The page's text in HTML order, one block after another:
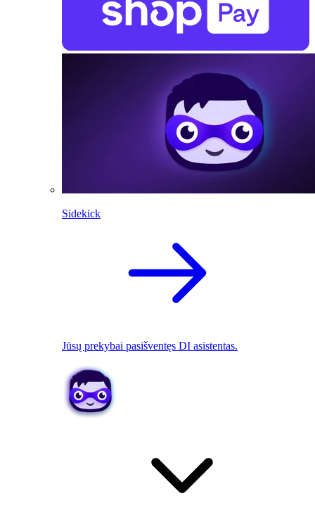
Sidekick
Jūsų prekybai pasišventęs DI asistentas.